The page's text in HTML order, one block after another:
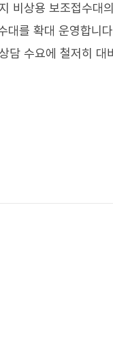
비상용 보조접수대
대를 확대 운영합니
담 수요에 철저히 대